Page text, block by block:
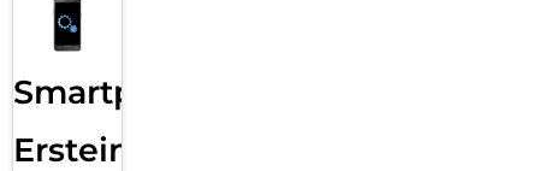
Smartphone
Ersteinrichtung